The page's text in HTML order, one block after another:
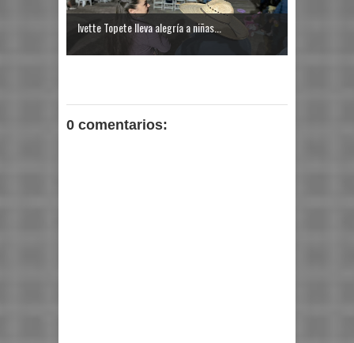
Ivette Topete lleva alegría a niñas...
0 comentarios: